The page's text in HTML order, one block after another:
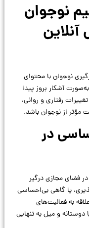
نوجوان
نوجوان با محتوای
آشکار بروز پیدا
رفتاری و روانی،
مؤثر از نوجوان باشد.
در
فضای مجازی درگیر
یا گاهی بی‌احساسی
به فعالیت‌های
دوستانه و میل به تنهایی